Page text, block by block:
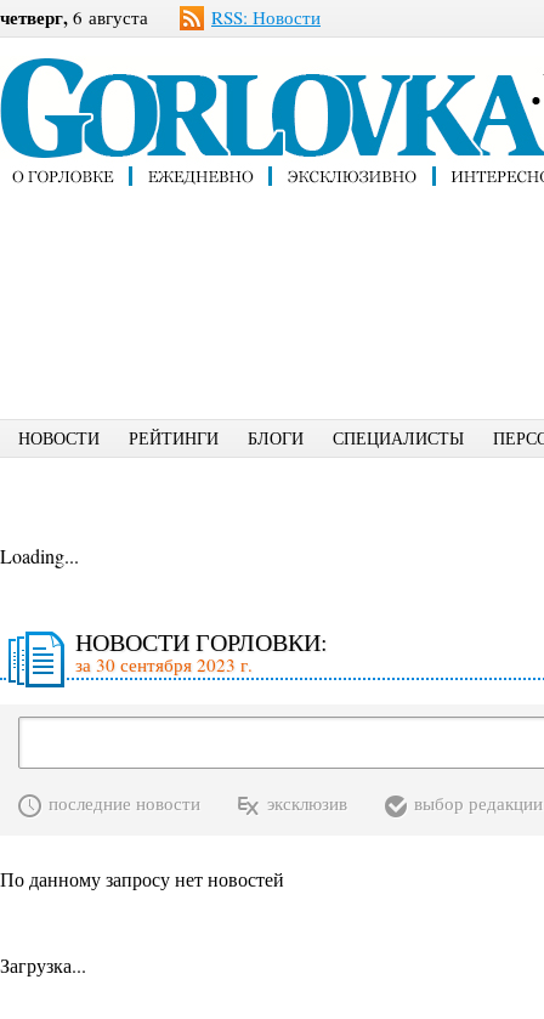
четверг, 6 августа RSS: Новости
НОВОСТИ РЕЙТИНГИ БЛОГИ СПЕЦИАЛИСТЫ
Loading...
НОВОСТИ ГОРЛОВКИ:
за 30 сентября 2023 г.
последние новости эксклюзив выбор редакции
По данному запросу нет новостей
Загрузка...